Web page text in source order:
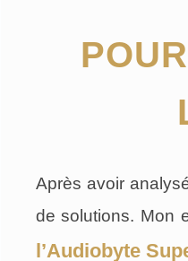
Après avoir
de solutions. Mon
l’Audiobyte